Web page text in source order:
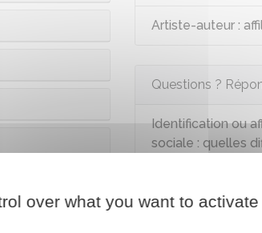
Artiste-auteur :
Questions ?
Identification ou
sociale : quelles
over what you want to activate